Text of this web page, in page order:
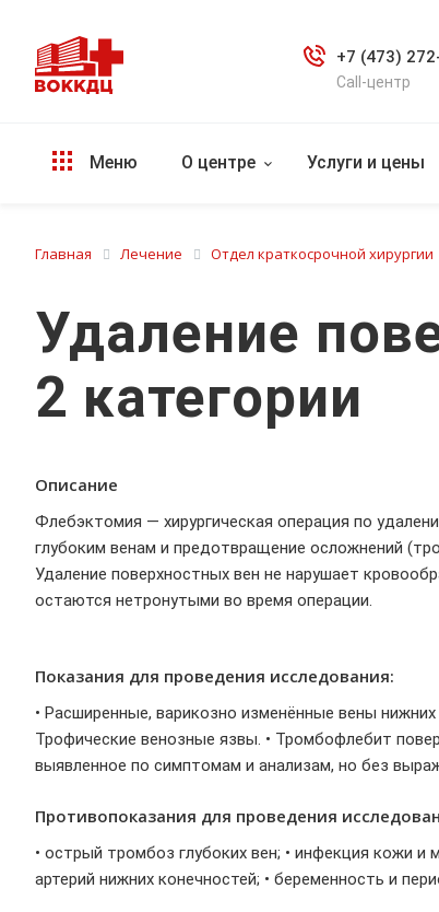
+7 (473)
Call-центр
Меню О центре Услуги и цены
Главная Лечение Отдел краткосрочной хирургии
Удаление
2 категории
Описание
Флебэктомия — хирургическая операция по
глубоким венам и предотвращение осложнений
Удаление поверхностных вен не нарушает
остаются нетронутыми во время операции.
Показания для проведения исследования:
• Расширенные, варикозно изменённые вены
Трофические венозные язвы. • Тромбофлебит
выявленное по симптомам и анализам, но без
Противопоказания для проведения
• острый тромбоз глубоких вен; • инфекция кожи
артерий нижних конечностей; • беременность и